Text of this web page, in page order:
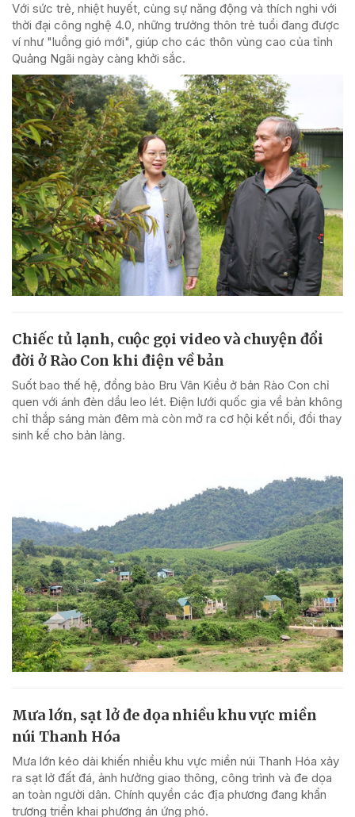
Với sức trẻ, nhiệt huyết, cùng sự năng động và thích nghi với
thời đại công nghệ 4.0, những trưởng thôn trẻ tuổi đang được
ví như "luồng gió mới", giúp cho các thôn vùng cao của tỉnh
Quảng Ngãi ngày càng khởi sắc.
Chiếc tủ lạnh, cuộc gọi video và chuyện đổi
đời ở Rào Con khi điện về bản
Suốt bao thế hệ, đồng bào Bru Vân Kiều ở bản Rào Con chỉ
quen với ánh đèn dầu leo lét. Điện lưới quốc gia về bản không
chỉ thắp sáng màn đêm mà còn mở ra cơ hội kết nối, đổi thay
sinh kế cho bản làng.
Mưa lớn, sạt lở đe dọa nhiều khu vực miền
núi Thanh Hóa
Mưa lớn kéo dài khiến nhiều khu vực miền núi Thanh Hóa xảy
ra sạt lở đất đá, ảnh hưởng giao thông, công trình và đe dọa
an toàn người dân. Chính quyền các địa phương đang khẩn
trương triển khai phương án ứng phó.